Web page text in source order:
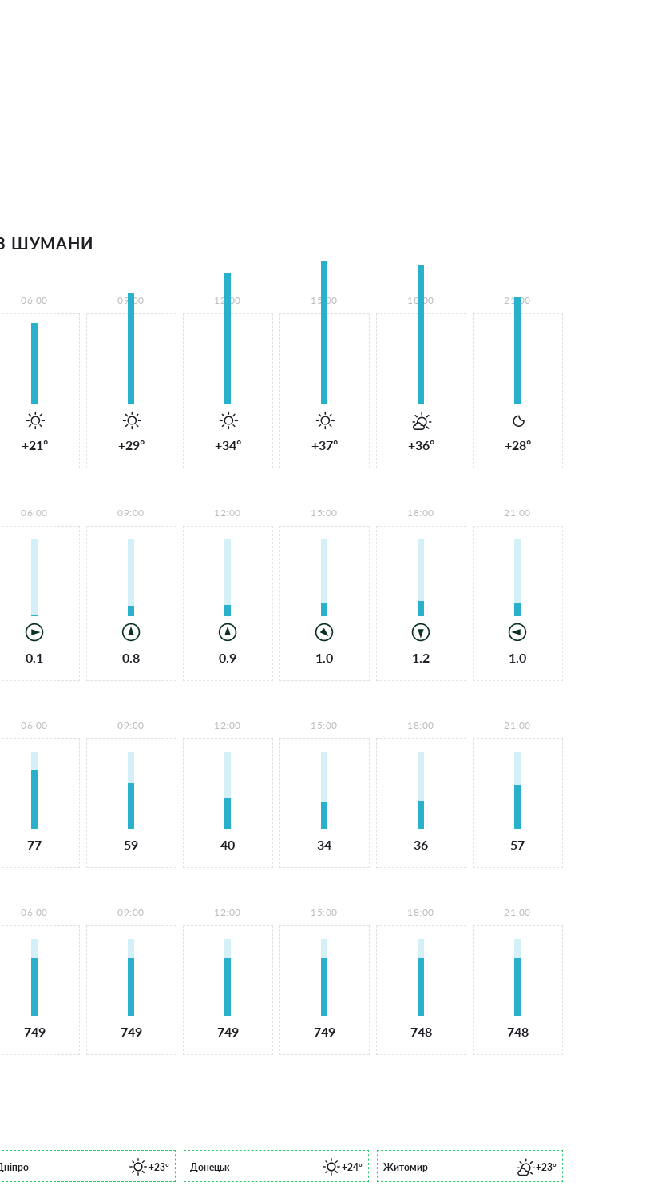
ШУМАНИ
06:00
+21°
09:00
+29°
12:00
+34°
15:00
+37°
18:00
+36°
21:00
+28°
06:00
0.1
09:00
0.8
12:00
0.9
15:00
1.0
18:00
1.2
21:00
1.0
06:00
77
09:00
59
12:00
40
15:00
34
18:00
36
21:00
57
06:00
749
09:00
749
12:00
749
15:00
749
18:00
748
21:00
748
+23° Донецьк +24° Житомир +23°